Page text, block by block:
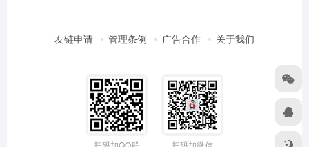
友链申请 管理条例 广告合作 关于我们
扫码加QQ群 扫码加微信